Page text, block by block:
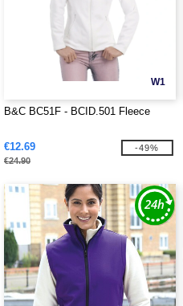
W1
B&C BC51F - BCID.501 Fleece
€12.69
€24.90
-49%